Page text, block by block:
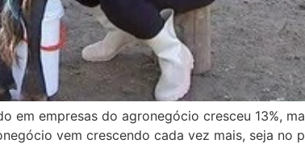
em empresas do agronegócio cresceu 13%,
vem crescendo cada vez mais, seja no